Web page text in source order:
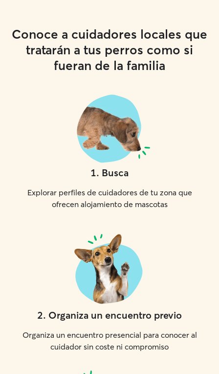
Conoce a cuidadores locales que
tratarán a tus perros como si
fueran de la familia
1. Busca
Explorar perfiles de cuidadores de tu zona que
ofrecen alojamiento de mascotas
2. Organiza un encuentro previo
Organiza un encuentro presencial para conocer al
cuidador sin coste ni compromiso